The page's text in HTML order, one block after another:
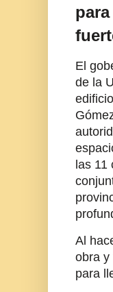
El
de la
las
Al
obra y
para